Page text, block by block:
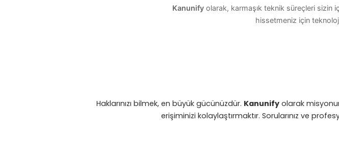
Kanunifyolarak, karmaşık teknik süreçleri sizin
hissetmeniz için
Haklarınızı bilmek, en büyük gücünüzdür. Kanunifyolarak
erişiminizi kolaylaştırmaktır. Sorularınız ve